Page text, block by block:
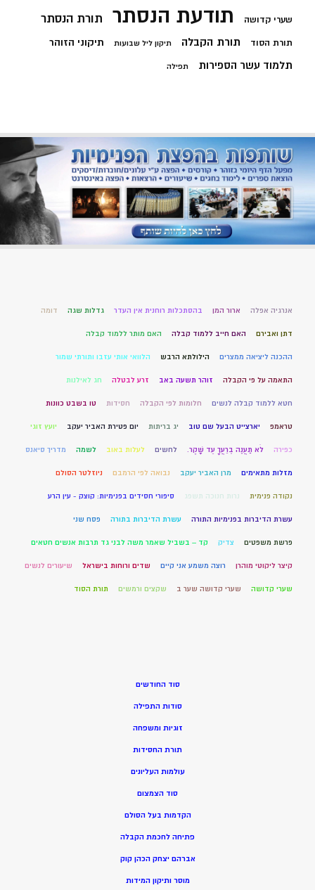
שערי קדושה תודעת הנסתר תורת הנסתר
תורת הסוד תורת הקבלה תיקון ליל שבועות תיקוני הזוהר
תלמוד עשר הספירות תפילה
אנרגיה אפלה ארור המן בהסתכלות רוחנית אין העדר גדלות שגה דומה
דתן ואבירם האם חייב ללמוד קבלה האם מותר ללמוד קבלה
ההכנה ליציאה ממצרים הילולתא הרבש הלוואי אותי עזבו ותורתי שמור
התאמה על פי הקבלה זוהר תשעה באב זרע לבטלה חג לאילנות
חטא ללמוד קבלה לנשים חלומות לפי הקבלה חסידות טו בשבט כוונות
טראמפ יארצייט הבעל שם טוב יג בריתות יום פטירת האביר יעקב יועץ זוגי
כפירה לֹא תַעֲנֶה בְרֵעֲךָ עֵד שָׁקֶר. לחשים לעלות באוב לשמה מדריך סיאנס
מזלות מתאימים מרן האביר יעקב נבואה לפי הרמבם ניוזלטר הסולם
נקודה פנימית נרות חנוכה תשפג סיפורי חסידים בפנימיות: קוצק - עין הרע
עשרת הדיברות בפנימיות התורה עשרת הדיברות בתורה פסח שני
פרשת משפטים צדיק קד – בשביל שאמר משה לבני גד תרבות אנשים חטאים
קיצר ליקוטי מוהרן רוצה משמע אני קיים שדים ורוחות בישראל שיעורים לנשים
שערי קדושה שערי קדושה שער ב שקצים ורמשים תורת הסוד
סוד החודשים
סודות התפילה
זוגיות ומשפחה
תורת החסידות
עולמות העליונים
סוד הצמצום
הקדמות בעל הסולם
פתיחה לחכמת הקבלה
אברהם יצחק הכהן קוק
מוסר ותיקון המידות